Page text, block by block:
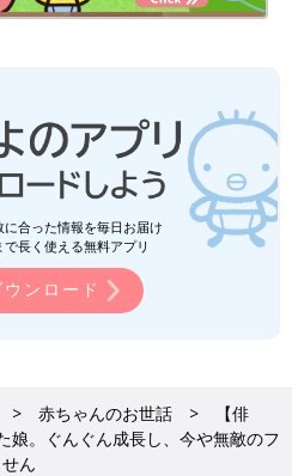
合った情報を毎日お届け
長く使える無料アプリ
ンロード
赤ちゃんのお世話
【俳
娘。ぐんぐん成長し、今や無敵のフ
ん